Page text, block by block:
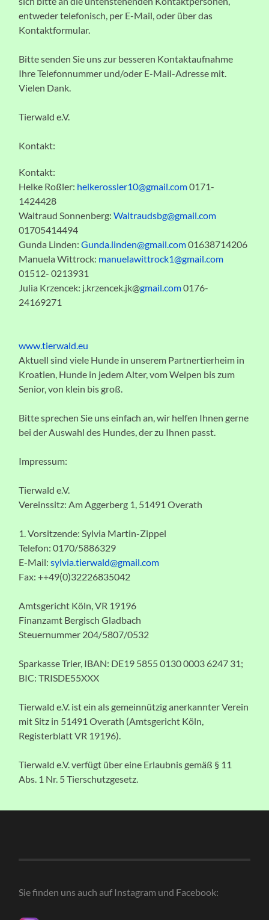
entweder telefonisch, per E-Mail, oder über das
Kontaktformular.
Bitte senden Sie uns zur besseren Kontaktaufnahme
Ihre Telefonnummer und/oder E-Mail-Adresse mit.
Vielen Dank.
Tierwald e.V.
Kontakt:
Kontakt:
Helke Roßler: helkerossler10@gmail.com0171-
1424428
Waltraud Sonnenberg:Waltraudsbg@gmail.com
01705414494
Gunda Linden:Gunda.linden@gmail.com01638714206
Manuela Wittrock: manuelawittrock1@gmail.com
01512- 0213931
Julia Krzencek: j.krzencek.jk@gmail.com0176-
24169271
www.tierwald.eu
Aktuell sind viele Hunde in unserem Partnertierheim in
Kroatien, Hunde in jedem Alter, vom Welpen bis zum
Senior, von klein bis groß.
Bitte sprechen Sie uns einfach an, wir helfen Ihnen gerne
bei der Auswahl des Hundes, der zu Ihnen passt.
Impressum:
Tierwald e.V.
Vereinssitz: Am Aggerberg 1, 51491 Overath
1. Vorsitzende: Sylvia Martin-Zippel
Telefon: 0170/5886329
E-Mail:sylvia.tierwald@gmail.com
Fax: ++49(0)32226835042
Amtsgericht Köln, VR 19196
Finanzamt Bergisch Gladbach
Steuernummer 204/5807/0532
Sparkasse Trier, IBAN: DE19 5855 0130 0003 6247 31;
BIC: TRISDE55XXX
Tierwald e.V. ist ein als gemeinnützig anerkannter Verein
mit Sitz in 51491 Overath (Amtsgericht Köln,
Registerblatt VR 19196).
Tierwald e.V. verfügt über eine Erlaubnis gemäß § 11
Abs. 1 Nr. 5 Tierschutzgesetz.
Sie finden uns auch auf Instagram und Facebook: